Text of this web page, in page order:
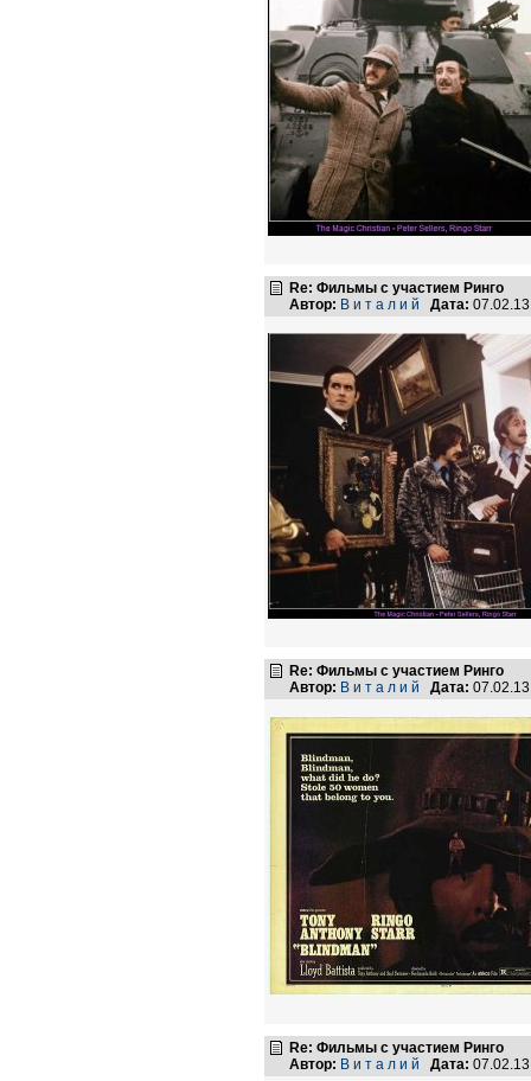
Re: Фильмы с участием Ринго
Автор: В и т а л и й Дата:
Re: Фильмы с участием Ринго
Автор: В и т а л и й Дата:
Re: Фильмы с участием Ринго
Автор: В и т а л и й Дата: